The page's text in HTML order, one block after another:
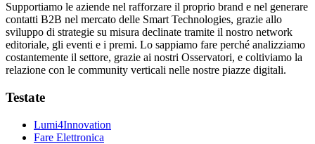
Supportiamo le aziende nel rafforzare il proprio brand e nel generare
contatti B2B nel mercato delle Smart Technologies, grazie allo
sviluppo di strategie su misura declinate tramite il nostro network
editoriale, gli eventi e i premi. Lo sappiamo fare perché analizziamo
costantemente il settore, grazie ai nostri Osservatori, e coltiviamo la
relazione con le community verticali nelle nostre piazze digitali.
Testate
Lumi4Innovation
Fare Elettronica